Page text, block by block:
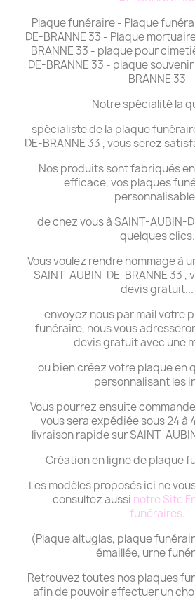
Plaque funéraire - Plaque
DE-BRANNE 33 - Plaque
BRANNE 33 - plaque pour
DE-BRANNE 33 - plaque
BRANNE 33
Notre spécialité la
spécialiste de la plaque
DE-BRANNE 33 , vous serez
Nos produits sont fabriqués
efficace, vos plaques
de chez vous à SAINT-AUBIN-
quelques clics.
Vous voulez rendre hommage à
SAINT-AUBIN-DE-BRANNE 33 ,
devis gratuit...
envoyez nous par mail votre
funéraire, nous vous
devis gratuit avec une
ou bien créez votre plaque en
personnalisant les
Vous pourrez ensuite
vous sera expédiée sous 24 à
livraison rapide sur SAINT-
Création en ligne de plaque
Les modèles proposés ici ne
consultez aussi notre Site
funéraires.
(Plaque altuglas, plaque
émaillée, urne
Retrouvez toutes nos plaques
afin de pouvoir effectuer un